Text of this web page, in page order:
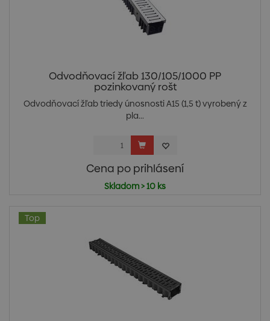
Odvodňovací žľab 130/105/1000 PP
pozinkovaný rošt
Odvodňovací žľab triedy únosnosti A15 (1,5 t) vyrobený z
pla...
Cena po prihlásení
Skladom > 10 ks
Top